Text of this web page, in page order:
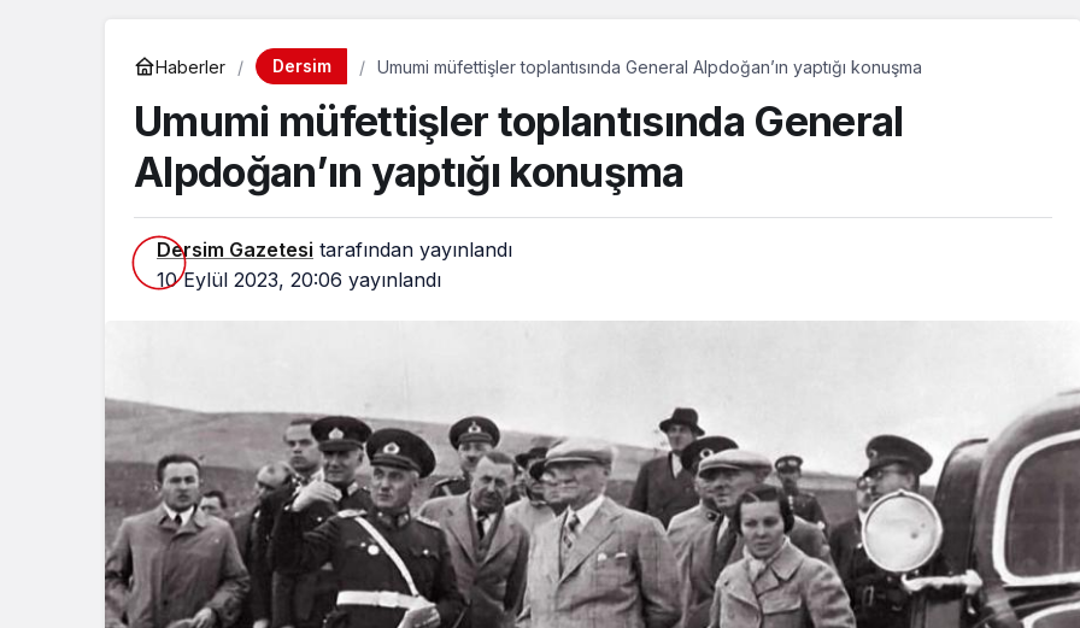
Haberler Dersim Umumi müfettişler toplantısında General Alpdoğan’ın yaptığı konuşma
Umumi müfettişler toplantısında General
Alpdoğan’ın yaptığı konuşma
Dersim Gazetesi tarafından yayınlandı
10 Eylül 2023, 20:06 yayınlandı
Musa Anter davasının
yeniden açılması için
başvuru yapıldı